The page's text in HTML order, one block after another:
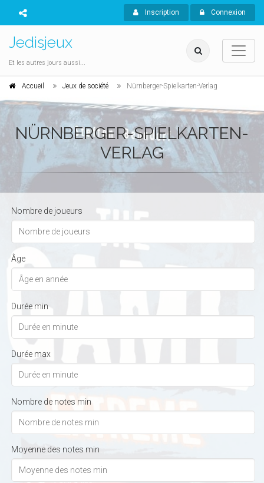
Inscription Connexion
Jedisjeux
Et les autres jours aussi...
Accueil Jeux de société Nürnberger-Spielkarten-Verlag
NÜRNBERGER-SPIELKARTEN-
VERLAG
Nombre de joueurs
Âge
Durée min
Durée max
Nombre de notes min
Moyenne des notes min